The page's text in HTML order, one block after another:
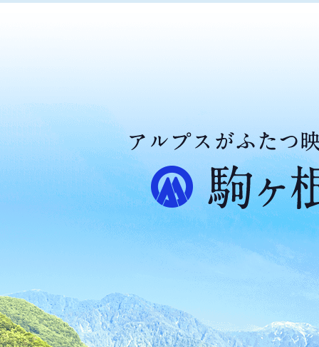
ア
ル
プ
ス
が
た